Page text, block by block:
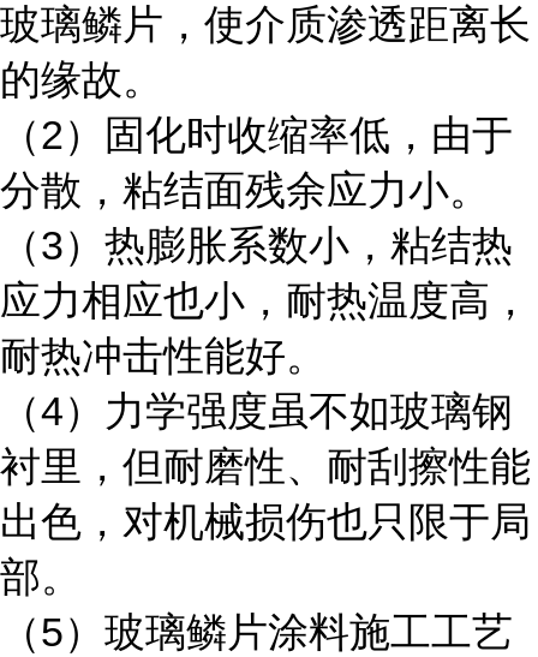
玻璃鳞片，使介质渗透距离长
的缘故。
（2）固化时收缩率低，由于
分散，粘结面残余应力小。
（3）热膨胀系数小，粘结热
应力相应也小，耐热温度高，
耐热冲击性能好。
（4）力学强度虽不如玻璃钢
衬里，但耐磨性、耐刮擦性能
出色，对机械损伤也只限于局
部。
（5）玻璃鳞片涂料施工工艺